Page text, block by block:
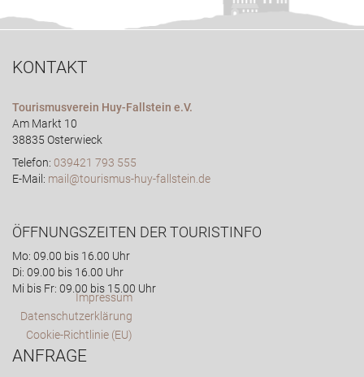
KONTAKT
Tourismusverein Huy-Fallstein e.V.
Am Markt 10
38835 Osterwieck
Telefon: 039421 793 555
E-Mail: mail@tourismus-huy-fallstein.de
ÖFFNUNGSZEITEN DER TOURISTINFO
Mo: 09.00 bis 16.00 Uhr
Di: 09.00 bis 16.00 Uhr
Mi bis Fr: 09.00 bis 15.00 Uhr
Impressum
Datenschutzerklärung
Cookie-Richtlinie (EU)
ANFRAGE